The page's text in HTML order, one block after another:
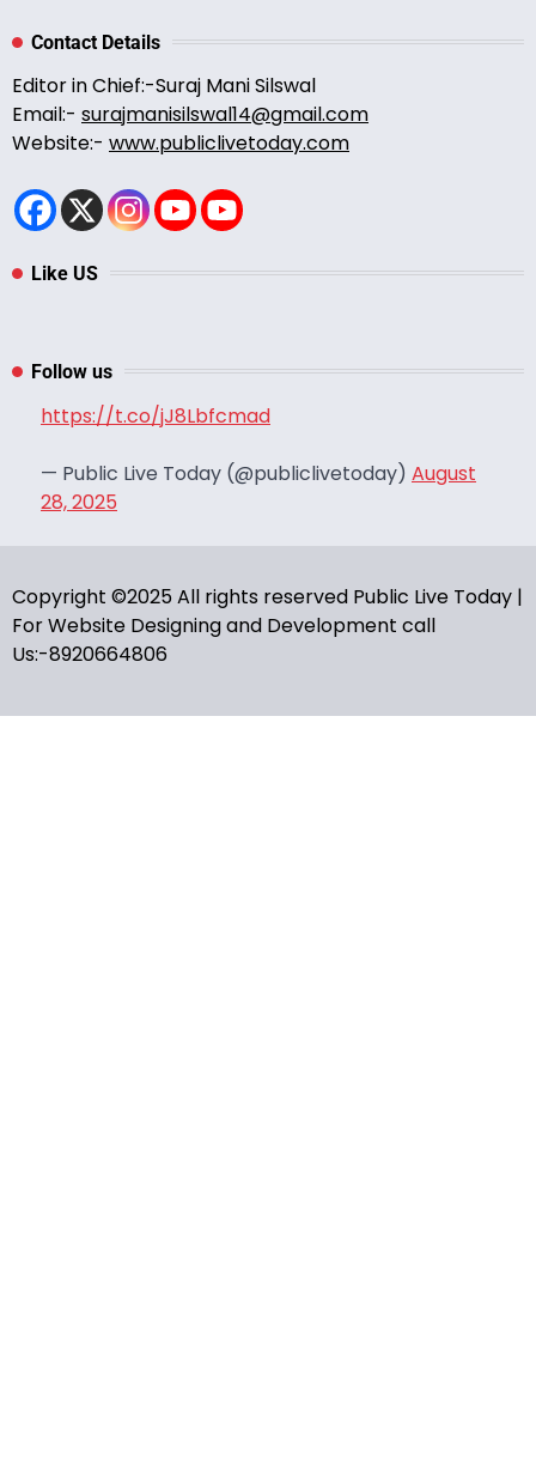
Contact Details
Editor in Chief:-Suraj Mani Silswal
Email:- surajmanisilswal14@gmail.com
Website:- www.publiclivetoday.com
Like US
Follow us
https://t.co/jJ8Lbfcmad
— Public Live Today (@publiclivetoday) August
28, 2025
Copyright ©2025 All rights reserved Public Live Today |
For Website Designing and Development call
Us:-8920664806